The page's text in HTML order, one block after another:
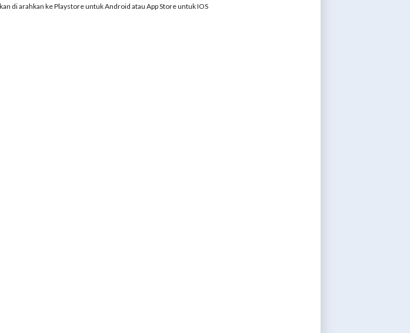
di arahkan ke Playstore untuk Android atau App Store untuk IOS